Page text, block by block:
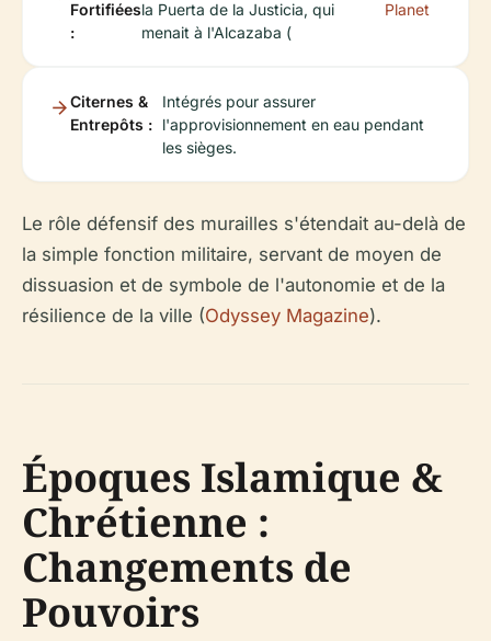
Fortifiées
:
la Puerta de la Justicia, qui
menait à l'Alcazaba (
Planet
Citernes &
Entrepôts :
Intégrés pour assurer
l'approvisionnement en eau pendant
les sièges.
Le rôle défensif des murailles s'étendait au-delà de
la simple fonction militaire, servant de moyen de
dissuasion et de symbole de l'autonomie et de la
résilience de la ville (Odyssey Magazine).
Époques Islamique &
Chrétienne :
Changements de
Pouvoirs